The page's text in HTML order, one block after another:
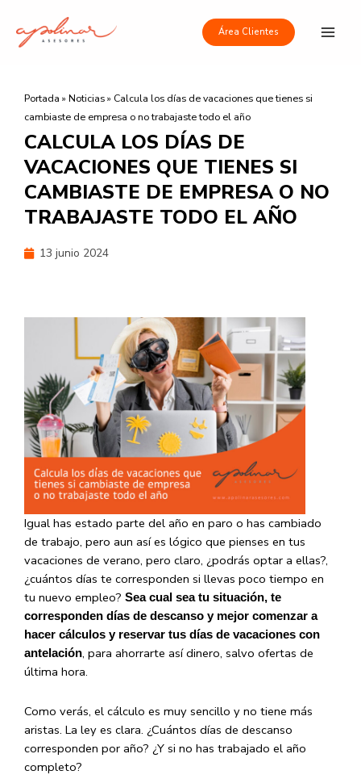
contenido
Área Clientes
Portada » Noticias» Calcula los días de vacaciones que tienes si
cambiaste de empresa o no trabajaste todo el año
CALCULA LOS DÍAS DE
VACACIONES QUE TIENES SI
CAMBIASTE DE EMPRESA O NO
TRABAJASTE TODO EL AÑO
13 junio 2024
Igual has estado parte del año en paro o has cambiado
de trabajo, pero aun así es lógico que pienses en tus
vacaciones de verano, pero claro, ¿podrás optar a ellas?,
¿cuántos días te corresponden si llevas poco tiempo en
tu nuevo empleo? Sea cual sea tu situación, te
corresponden días de descanso y mejor comenzar a
hacer cálculos y reservar tus días de vacaciones con
antelación, para ahorrarte así dinero, salvo ofertas de
última hora.
Como verás, el cálculo es muy sencillo y no tiene más
aristas. La ley es clara. ¿Cuántos días de descanso
corresponden por año? ¿Y si no has trabajado el año
completo?